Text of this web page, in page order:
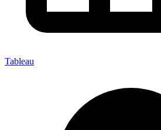
Tableau